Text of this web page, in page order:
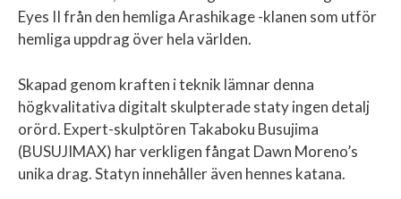
Eyes II från den hemliga Arashikage -klanen som utför
hemliga uppdrag över hela världen.
Skapad genom kraften i teknik lämnar denna
högkvalitativa digitalt skulpterade staty ingen detalj
orörd. Expert-skulptören Takaboku Busujima
(BUSUJIMAX) har verkligen fångat Dawn Moreno’s
unika drag. Statyn innehåller även hennes katana.